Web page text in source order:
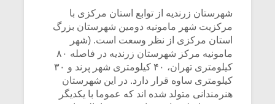
شهرستان زرندیه از توابع استان مرکزی با
مرکزیت شهر مامونیه دومین شهرستان بزرگ
استان مرکزی از نظر وسعت است. (شهر
مامونیه مرکز شهرستان زرندیه در فاصله ۸۰
کیلومتری تهران، ۴۰ کیلومتری شهر پرند و ۳۰
کیلومتری ساوه قرار دارد. در این شهرستان
هنرمندانی متولد شده اند که عموما با یکدیگر